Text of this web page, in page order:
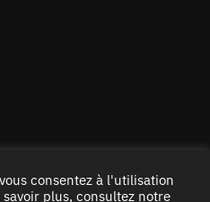
consentez à l'utilisation
plus, consultez notre